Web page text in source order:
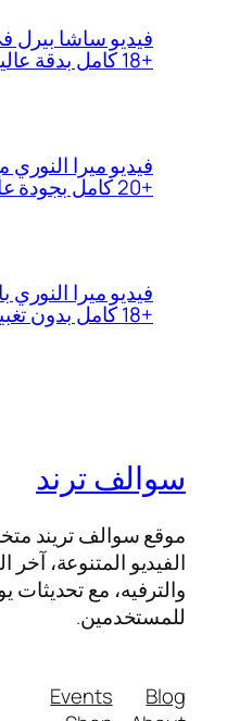
فيديو ساشا بيرل
+18 كامل بدقة عالية
فيديو ميرا
+20 كامل بجودة عالية
فيديو ميرا النوري
+18 كامل بدون تغبيش
سوالف ترند
موقع سوالف تريند
الفيديو المتنوعة، آخر
والترفيه، مع
للمستخدمين.
Blog
Events